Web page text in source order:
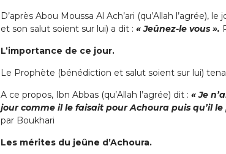
D’après Abou Moussa Al Ach’ari (qu’Allah
et son salut soient sur lui) a dit : « Jeûnez-le vous ».
L’importance de ce jour.
Le Prophète (bénédiction et salut soient sur lui)
A ce propos, Ibn Abbas (qu’Allah l’agrée) dit : « Je
jour comme il le faisait pour Achoura puis qu’il
par Boukhari
Les mérites du jeûne d’Achoura.